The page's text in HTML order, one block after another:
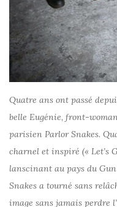
Quatre ans ont passé
belle Eugénie, front-
parisien Parlor Snakes.
charnel et inspiré (« Let’s
lanscinant au pays du
Snakes a tourné sans
image sans jamais perdre